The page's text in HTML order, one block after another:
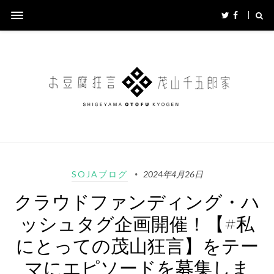
SOJAブログ 2024年4月26日
クラウドファンディング・ハ
ッシュタグ企画開催！【#私
にとっての茂山狂言】をテー
マにエピソードを募集しま